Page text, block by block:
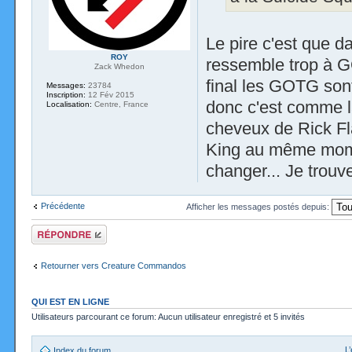
Le pire c'est que
ressemble trop à
final les GOTG
donc c'est
cheveux de Rick
King au même
changer... Je
ROY
Zack Whedon
Messages: 23784
Inscription: 12 Fév 2015
Localisation: Centre, France
Précédente Afficher les messages postés depuis:
Répondre
Retourner vers Creature Commandos
QUI EST EN LIGNE
Utilisateurs parcourant ce forum: Aucun utilisateur enregistré et 5 invités